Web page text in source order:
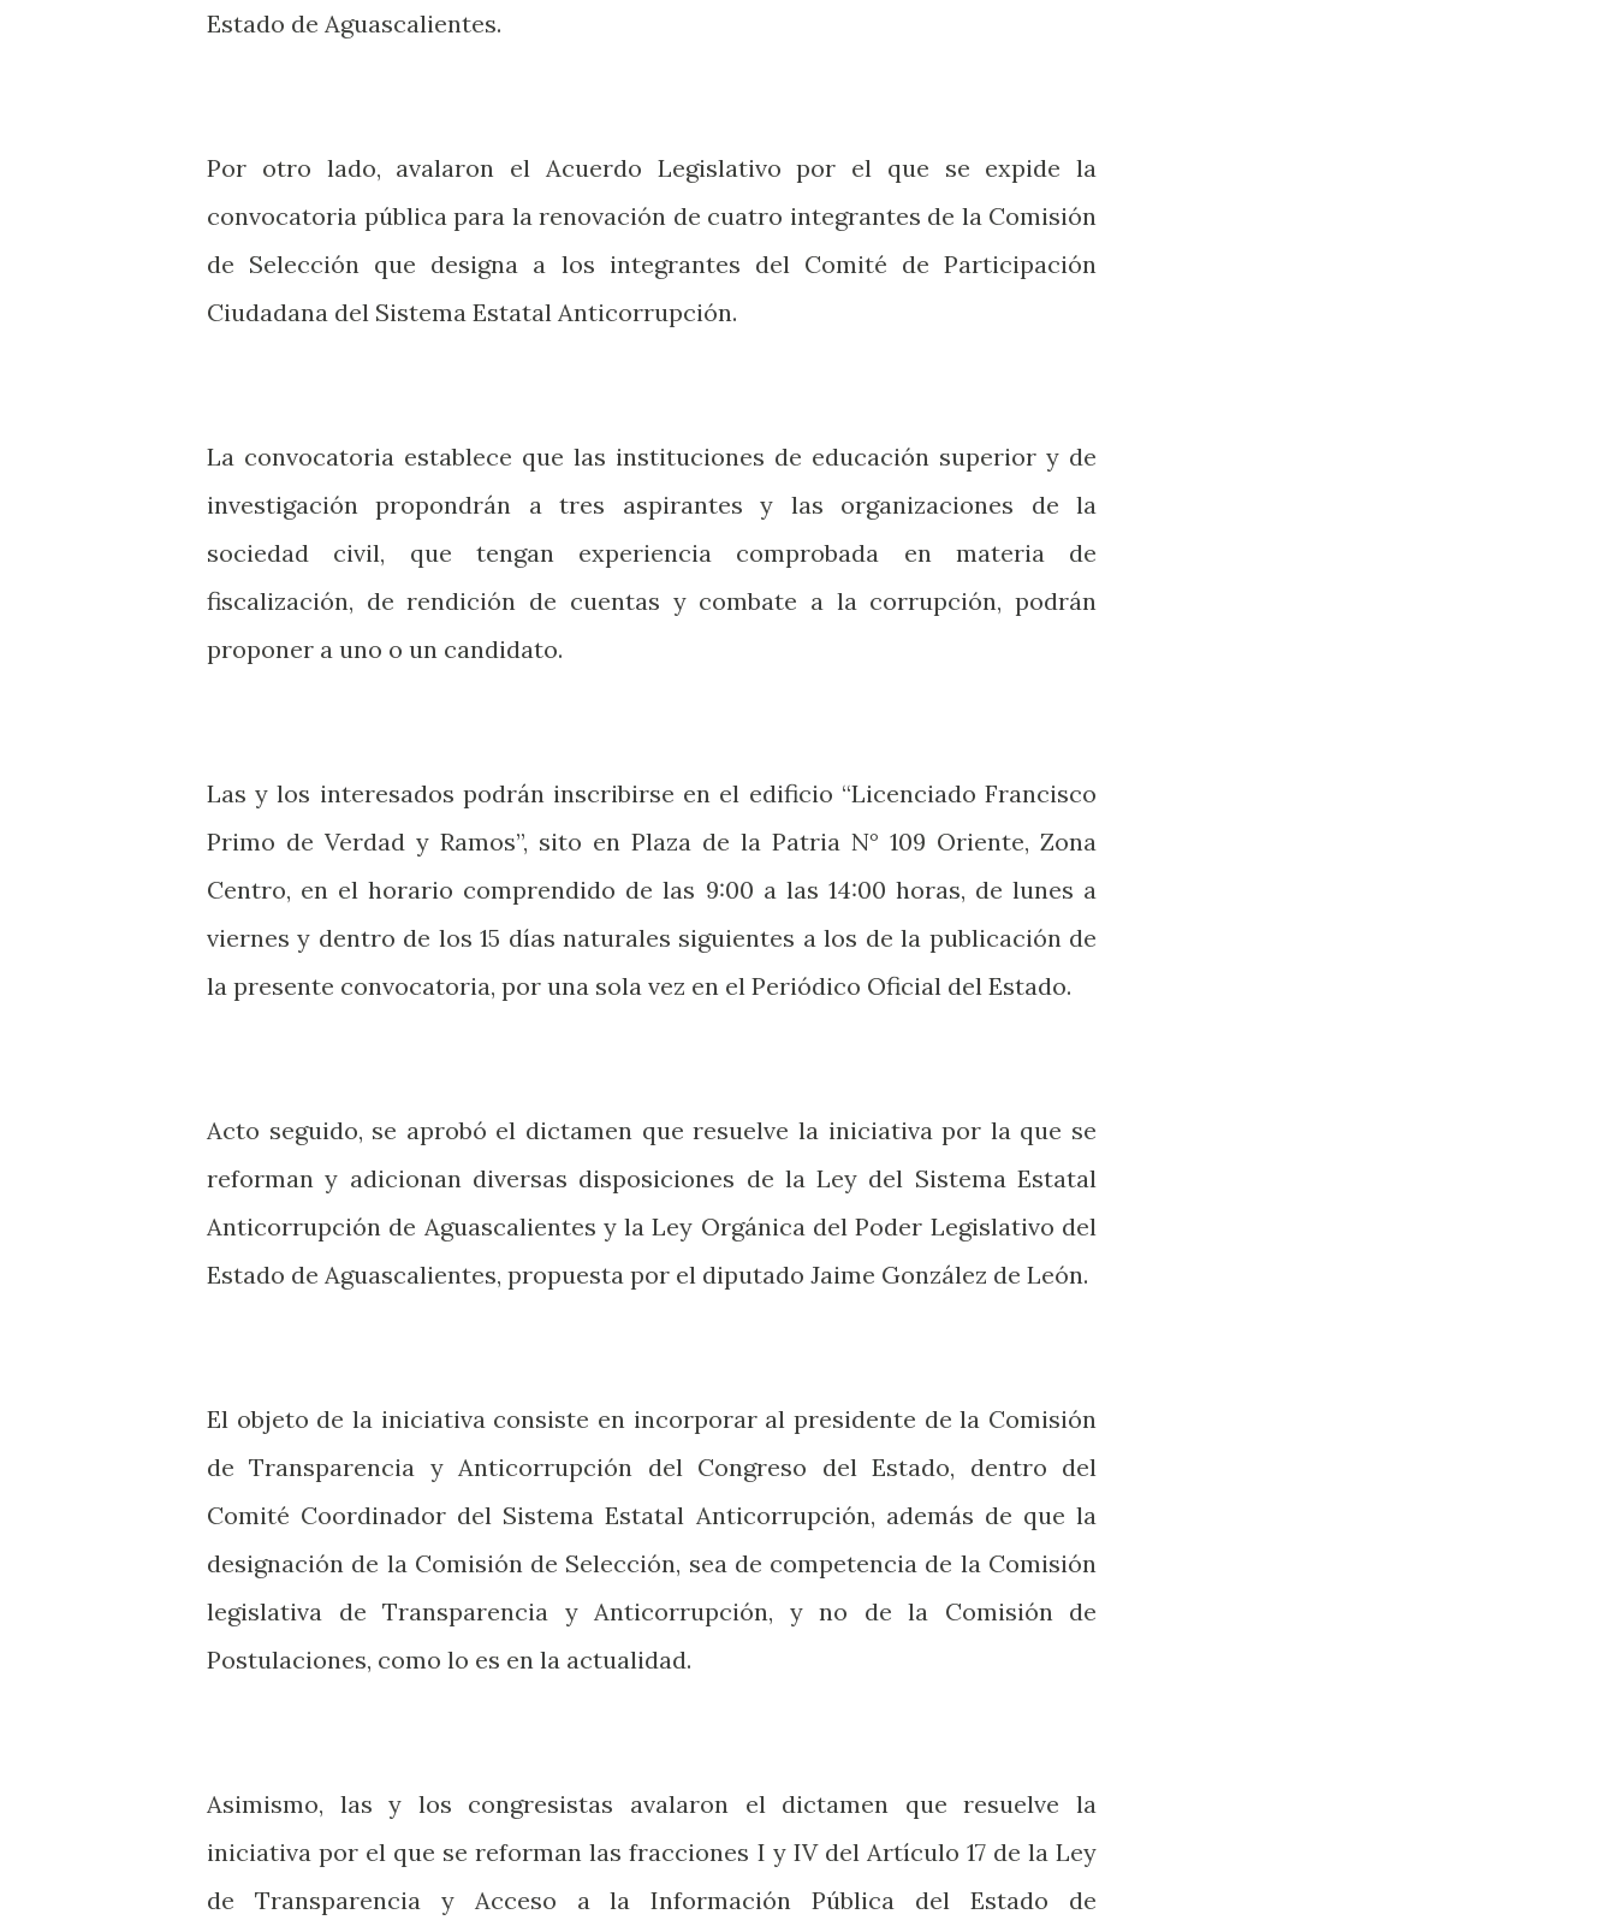
Estado de Aguascalientes.
Por otro lado, avalaron el Acuerdo Legislativo por el que se expide la
convocatoria pública para la renovación de cuatro integrantes de la Comisión
de Selección que designa a los integrantes del Comité de Participación
Ciudadana del Sistema Estatal Anticorrupción.
La convocatoria establece que las instituciones de educación superior y de
investigación propondrán a tres aspirantes y las organizaciones de la
sociedad civil, que tengan experiencia comprobada en materia de
fiscalización, de rendición de cuentas y combate a la corrupción, podrán
proponer a uno o un candidato.
Las y los interesados podrán inscribirse en el edificio “Licenciado Francisco
Primo de Verdad y Ramos”, sito en Plaza de la Patria N° 109 Oriente, Zona
Centro, en el horario comprendido de las 9:00 a las 14:00 horas, de lunes a
viernes y dentro de los 15 días naturales siguientes a los de la publicación de
la presente convocatoria, por una sola vez en el Periódico Oficial del Estado.
Acto seguido, se aprobó el dictamen que resuelve la iniciativa por la que se
reforman y adicionan diversas disposiciones de la Ley del Sistema Estatal
Anticorrupción de Aguascalientes y la Ley Orgánica del Poder Legislativo del
Estado de Aguascalientes, propuesta por el diputado Jaime González de León.
El objeto de la iniciativa consiste en incorporar al presidente de la Comisión
de Transparencia y Anticorrupción del Congreso del Estado, dentro del
Comité Coordinador del Sistema Estatal Anticorrupción, además de que la
designación de la Comisión de Selección, sea de competencia de la Comisión
legislativa de Transparencia y Anticorrupción, y no de la Comisión de
Postulaciones, como lo es en la actualidad.
Asimismo, las y los congresistas avalaron el dictamen que resuelve la
iniciativa por el que se reforman las fracciones I y IV del Artículo 17 de la Ley
de Transparencia y Acceso a la Información Pública del Estado de